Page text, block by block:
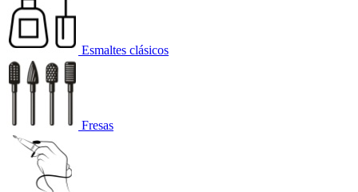
Esmaltes clásicos
Fresas